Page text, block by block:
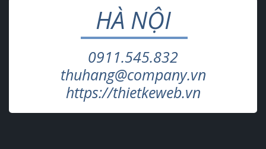
HÀ NỘI
0911.545.832
thuhang@company.vn
https://thietkeweb.vn